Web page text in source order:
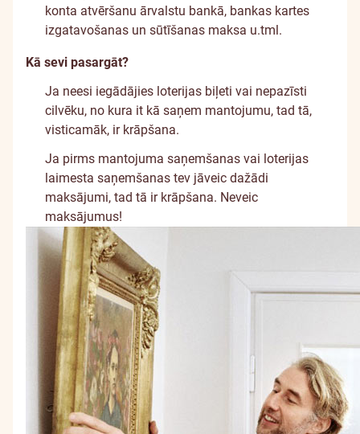
konta atvēršanu ārvalstu bankā, bankas kartes
izgatavošanas un sūtīšanas maksa u.tml.
Kā sevi pasargāt?
Ja neesi iegādājies loterijas biļeti vai nepazīsti
cilvēku, no kura it kā saņem mantojumu, tad tā,
visticamāk, ir krāpšana.
Ja pirms mantojuma saņemšanas vai loterijas
laimesta saņemšanas tev jāveic dažādi
maksājumi, tad tā ir krāpšana. Neveic
maksājumus!